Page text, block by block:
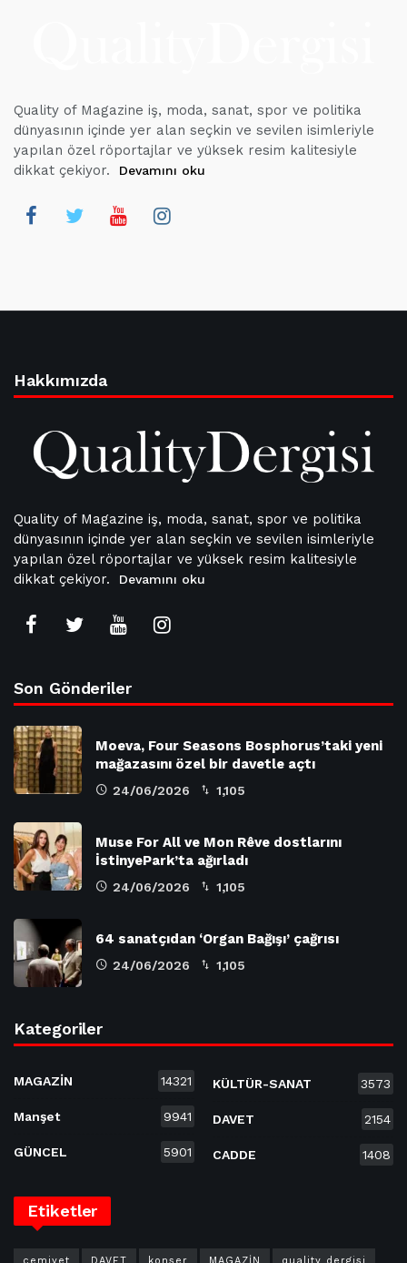
Quality of Magazine iş, moda, sanat, spor ve politika
dünyasının içinde yer alan seçkin ve sevilen isimleriyle
yapılan özel röportajlar ve yüksek resim kalitesiyle
dikkat çekiyor.
Devamını oku
Hakkımızda
Quality of Magazine iş, moda, sanat, spor ve politika
dünyasının içinde yer alan seçkin ve sevilen isimleriyle
yapılan özel röportajlar ve yüksek resim kalitesiyle
dikkat çekiyor.
Devamını oku
Son Gönderiler
Moeva, Four Seasons Bosphorus’taki yeni
mağazasını özel bir davetle açtı
24/06/2026 1,105
Muse For All ve Mon Rêve dostlarını
İstinyePark’ta ağırladı
24/06/2026 1,105
64 sanatçıdan ‘Organ Bağışı’ çağrısı
24/06/2026 1,105
Kategoriler
MAGAZİN 14321
Manşet 9941
GÜNCEL 5901
KÜLTÜR-SANAT 3573
DAVET 2154
CADDE 1408
Etiketler